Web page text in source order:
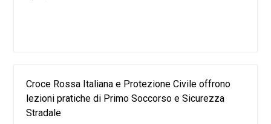
Croce Rossa Italiana e Protezione Civile offrono
lezioni pratiche di Primo Soccorso e Sicurezza
Stradale